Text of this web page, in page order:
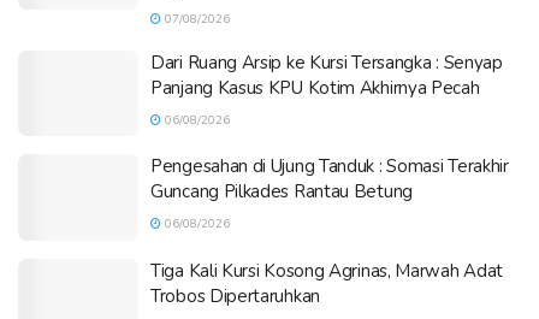
07/08/2026
Dari Ruang Arsip ke Kursi Tersangka : Senyap
Panjang Kasus KPU Kotim Akhirnya Pecah
06/08/2026
Pengesahan di Ujung Tanduk : Somasi Terakhir
Guncang Pilkades Rantau Betung
06/08/2026
Tiga Kali Kursi Kosong Agrinas, Marwah Adat
Trobos Dipertaruhkan